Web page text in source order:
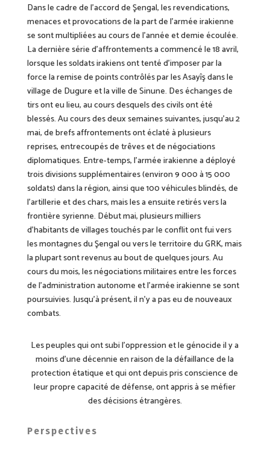
Dans le cadre de l’accord de Şengal, les revendications,
menaces et provocations de la part de l’armée irakienne
se sont multipliées au cours de l’année et demie écoulée.
La dernière série d’affrontements a commencé le 18 avril,
lorsque les soldats irakiens ont tenté d’imposer par la
force la remise de points contrôlés par les Asayîş dans le
village de Dugure et la ville de Sinune. Des échanges de
tirs ont eu lieu, au cours desquels des civils ont été
blessés. Au cours des deux semaines suivantes, jusqu’au 2
mai, de brefs affrontements ont éclaté à plusieurs
reprises, entrecoupés de trêves et de négociations
diplomatiques. Entre-temps, l’armée irakienne a déployé
trois divisions supplémentaires (environ 9 000 à 15 000
soldats) dans la région, ainsi que 100 véhicules blindés, de
l’artillerie et des chars, mais les a ensuite retirés vers la
frontière syrienne. Début mai, plusieurs milliers
d’habitants de villages touchés par le conflit ont fui vers
les montagnes du Şengal ou vers le territoire du GRK, mais
la plupart sont revenus au bout de quelques jours. Au
cours du mois, les négociations militaires entre les forces
de l’administration autonome et l’armée irakienne se sont
poursuivies. Jusqu’à présent, il n’y a pas eu de nouveaux
combats.
Les peuples qui ont subi l’oppression et le génocide il y a
moins d’une décennie en raison de la défaillance de la
protection étatique et qui ont depuis pris conscience de
leur propre capacité de défense, ont appris à se méfier
des décisions étrangères.
Perspectives